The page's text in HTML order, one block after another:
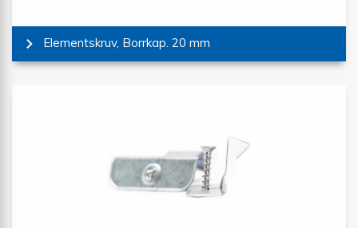
Elementskruv, Borrkap. 20 mm